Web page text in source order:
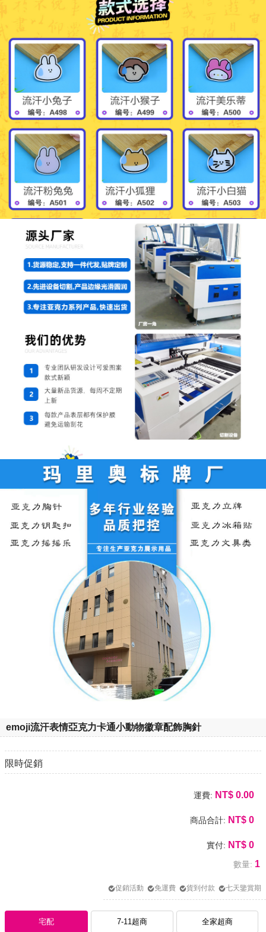
emoji流汗表情亞克力卡通小動物徽章配飾胸針
限時促銷
運費: NT$ 0.00
商品合計: NT$ 0
實付: NT$ 0
數量: 1
促銷活動 免運費 貨到付款 七天鑒賞期
宅配 7-11超商 全家超商